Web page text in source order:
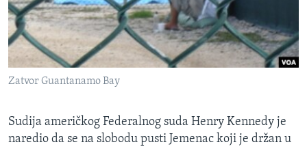
MAGAZIN
O GLASU AMERIKE
Learning English
Zatvor Guantanamo Bay
Sudija američkog Federalnog suda Henry Kennedy je
naredio da se na slobodu pusti Jemenac koji je držan u